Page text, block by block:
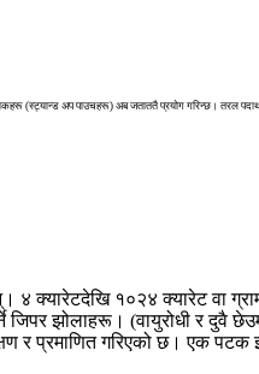
(स्ट्यान्ड अप पाउचहरू) अब जताततै प्रयोग गरिन्छ। तरल
४ क्यारेटदेखि १०२४ क्यारेट वा
झोलाहरू। (वायुरोधी र दुवै
र प्रमाणित गरिएको छ। एक